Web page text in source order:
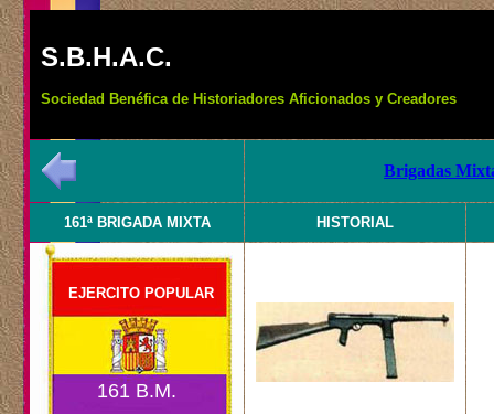
S.B.H.A.C.
Sociedad Benéfica de Historiadores Aficionados y Creadores
Brigadas
161ª BRIGADA MIXTA HISTORIAL
EJERCITO POPULAR
161 B.M.